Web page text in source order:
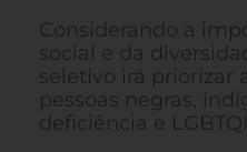
Considerando a
social e da
seletivo irá priorizar
pessoas negras,
deficiência e